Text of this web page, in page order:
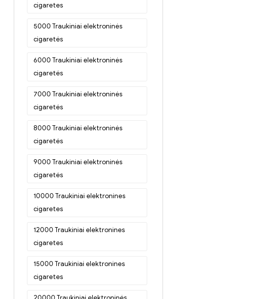
cigaretes
5000 Traukiniai elektroninės
cigaretės
6000 Traukiniai elektroninės
cigaretės
7000 Traukiniai elektroninės
cigaretės
8000 Traukiniai elektroninės
cigaretės
9000 Traukiniai elektroninės
cigaretės
10000 Traukiniai elektronines
cigaretes
12000 Traukiniai elektronines
cigaretes
15000 Traukiniai elektronines
cigaretes